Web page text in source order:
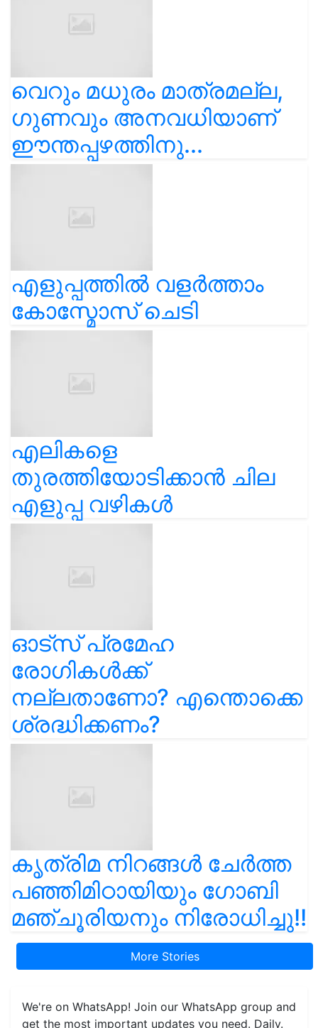
വെറും മധുരം മാത്രമല്ല,
ഗുണവും അനവധിയാണ്
ഈന്തപ്പഴത്തിനു...
എളുപ്പത്തിൽ വളർത്താം
കോസ്മോസ് ചെടി
എലികളെ
തുരത്തിയോടിക്കാൻ ചില
എളുപ്പ വഴികൾ
ഓട്സ് പ്രമേഹ
രോഗികൾക്ക്
നല്ലതാണോ? എന്തൊക്കെ
ശ്രദ്ധിക്കണം?
കൃത്രിമ നിറങ്ങൾ ചേർത്ത
പഞ്ഞിമിഠായിയും ഗോബി
മഞ്ചൂരിയനും നിരോധിച്ചു!!
More Stories
We're on WhatsApp! Join our WhatsApp group and
get the most important updates you need. Daily.